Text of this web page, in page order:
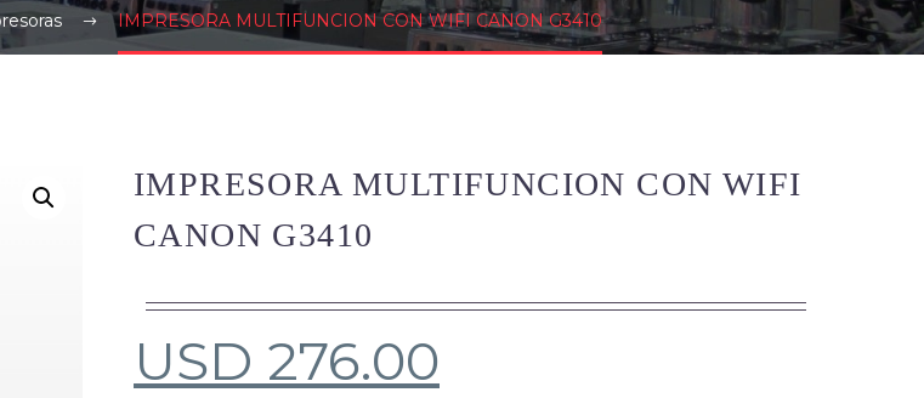
IMPRESORA MULTIFUNCION CON WIFI CANON G3410
IMPRESORA MULTIFUNCION CON WIFI
CANON G3410
USD 276.00